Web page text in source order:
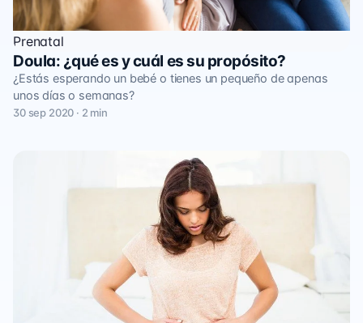
Prenatal
Doula: ¿qué es y cuál es su propósito?
¿Estás esperando un bebé o tienes un pequeño de apenas
unos días o semanas?
30 sep 2020 · 2 min